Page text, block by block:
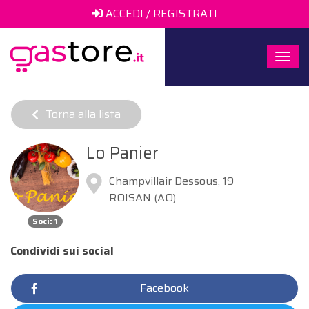
ACCEDI / REGISTRATI
Torna alla lista
Soci: 1
Lo Panier
Champvillair Dessous, 19
ROISAN (AO)
Condividi sui social
Facebook